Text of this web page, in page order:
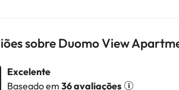
sobre Duomo View
Excelente
Baseado em 36 avaliações